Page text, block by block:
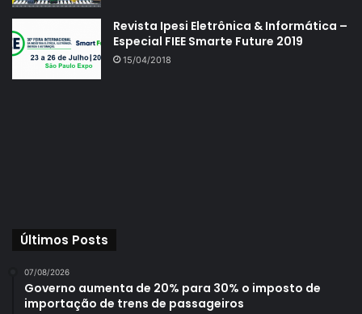
Revista Ipesi Eletrônica & Informática –
Especial FIEE Smarte Future 2019
15/04/2018
Últimos Posts
07/08/2026
Governo aumenta de 20% para 30% o imposto de
importação de trens de passageiros